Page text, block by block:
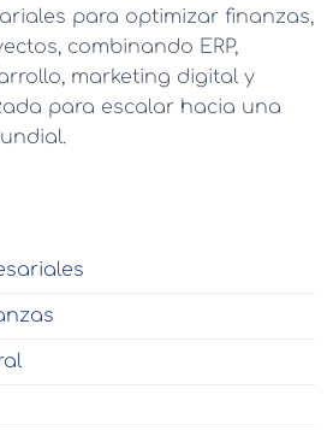
para optimizar finanzas,
combinando ERP,
marketing digital y
para escalar hacia una